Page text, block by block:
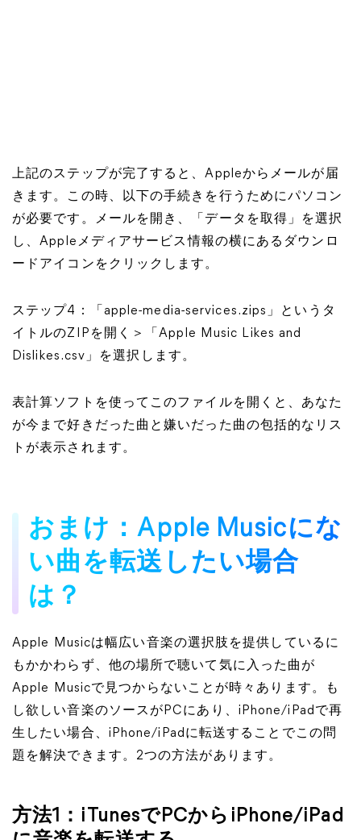
上記のステップが完了すると、Appleからメールが届
きます。この時、以下の手続きを行うためにパソコン
が必要です。メールを開き、「データを取得」を選択
し、Appleメディアサービス情報の横にあるダウンロ
ードアイコンをクリックします。
ステップ4：「apple-media-services.zips」というタ
イトルのZIPを開く＞「Apple Music Likes and
Dislikes.csv」を選択します。
表計算ソフトを使ってこのファイルを開くと、あなた
が今まで好きだった曲と嫌いだった曲の包括的なリス
トが表示されます。
おまけ：Apple Musicにな
い曲を転送したい場合
は？
Apple Musicは幅広い音楽の選択肢を提供しているに
もかかわらず、他の場所で聴いて気に入った曲が
Apple Musicで見つからないことが時々あります。も
し欲しい音楽のソースがPCにあり、iPhone/iPadで再
生したい場合、iPhone/iPadに転送することでこの問
題を解決できます。2つの方法があります。
方法1：iTunesでPCからiPhone/iPad